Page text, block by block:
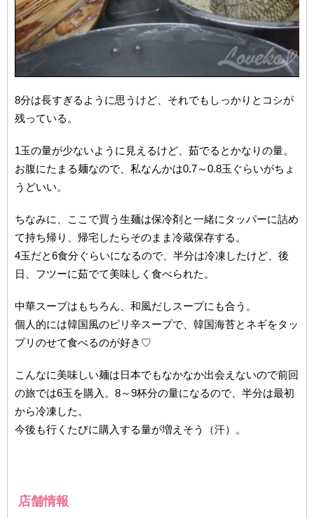
8分は長すぎるように思うけど、それでもしっかりとコシが
残っている。
1玉の量が少ないように見えるけど、茹でるとかなりの量。
お腹にたまる麺なので、私なんかは0.7～0.8玉ぐらいがちょ
うどいい。
ちなみに、ここで買う生麺は保冷剤と一緒にタッパーに詰め
て持ち帰り、帰宅したらそのまま冷蔵保存する。
4玉だと6食分ぐらいになるので、半分は冷凍したけど、後
日、フツーに茹でて美味しく食べられた。
中華スープはもちろん、和風だしスープにも合う。
個人的には韓国風のピリ辛スープで、韓国海苔とネギをタッ
プリのせて食べるのが好き♡
こんなに美味しい麺は日本でもなかなか出会えないので前回
の旅では6玉を購入。8～9杯分の量になるので、半分は最初
から冷凍した。
今後も行くたびに購入する量が増えそう（汗）。
店舗情報